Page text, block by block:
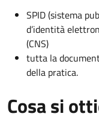
SPID (sistema
d’identità
(CNS)
tutta la
della pratica.
Cosa si